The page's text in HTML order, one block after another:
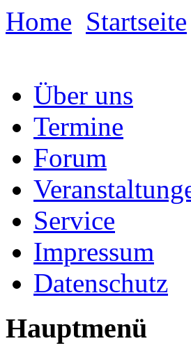
Home Startseite
Über uns
Termine
Forum
Service
Impressum
Datenschutz
Hauptmenü